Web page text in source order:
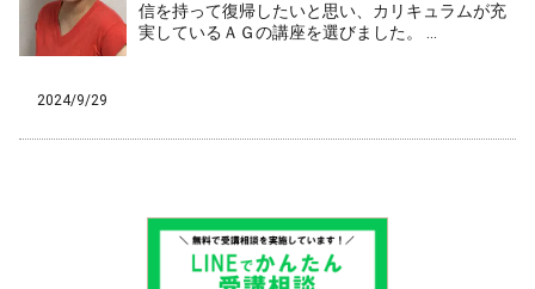
信を持って復帰したいと思い、カリキュラムが充
実しているＡＧの講座を選びました。 ...
2024/9/29